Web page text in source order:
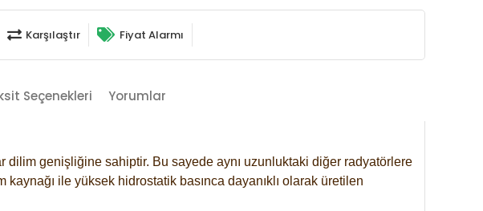
Karşılaştır Fiyat Alarmı
Seçenekleri Yorumlar
genişliğine sahiptir. Bu sayede aynı uzunluktaki diğer radyatörlere
ile yüksek hidrostatik basınca dayanıklı olarak üretilen